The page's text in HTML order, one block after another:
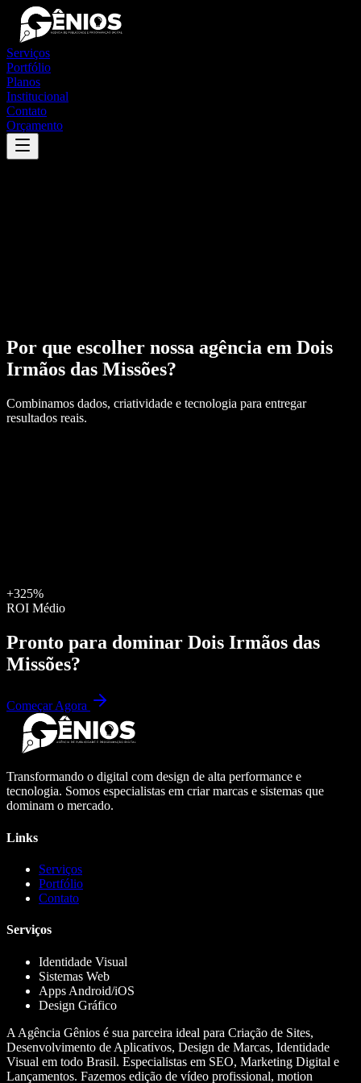
Serviços
Portfólio
Planos
Institucional
Contato
Orçamento
Por que escolher nossa agência em Dois
Irmãos das Missões?
Combinamos dados, criatividade e tecnologia para entregar
resultados reais.
+325%
ROI Médio
Pronto para dominar Dois Irmãos das
Missões?
Começar Agora
Transformando o digital com design de alta performance e
tecnologia. Somos especialistas em criar marcas e sistemas que
dominam o mercado.
Links
Serviços
Portfólio
Contato
Serviços
Identidade Visual
Sistemas Web
Apps Android/iOS
Design Gráfico
A Agência Gênios é sua parceira ideal para Criação de Sites,
Desenvolvimento de Aplicativos, Design de Marcas, Identidade
Visual em todo Brasil. Especialistas em SEO, Marketing Digital e
Lançamentos. Fazemos edição de vídeo profissional, motion